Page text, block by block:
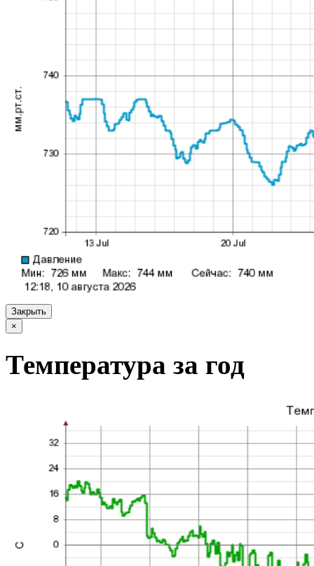
Закрыть
×
Температура за год